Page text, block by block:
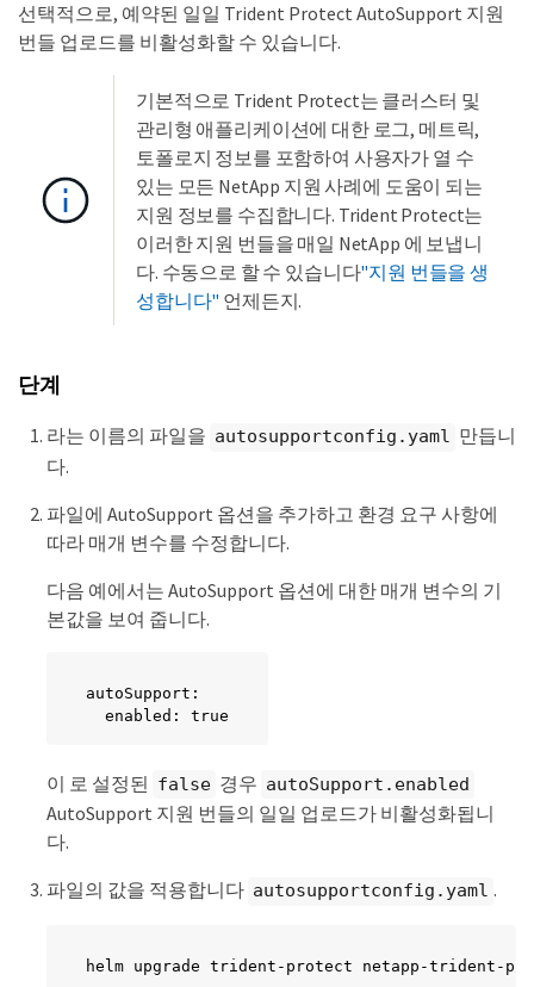
선택적으로, 예약된 일일 Trident Protect AutoSupport 지원
번들 업로드를 비활성화할 수 있습니다.
기본적으로 Trident Protect는 클러스터 및
관리형 애플리케이션에 대한 로그, 메트릭,
토폴로지 정보를 포함하여 사용자가 열 수
있는 모든 NetApp 지원 사례에 도움이 되는
지원 정보를 수집합니다. Trident Protect는
이러한 지원 번들을 매일 NetApp 에 ​​보냅니
다. 수동으로 할 수 있습니다"지원 번들을 생
성합니다" 언제든지.
단계
라는 이름의 파일을 autosupportconfig.yaml 만듭니
다.
파일에 AutoSupport 옵션을 추가하고 환경 요구 사항에
따라 매개 변수를 수정합니다.
다음 예에서는 AutoSupport 옵션에 대한 매개 변수의 기
본값을 보여 줍니다.
autoSupport:
  enabled: true
이 로 설정된 false 경우 autoSupport.enabled
AutoSupport 지원 번들의 일일 업로드가 비활성화됩니
다.
파일의 값을 적용합니다 autosupportconfig.yaml .
helm upgrade trident-protect netapp-trident-